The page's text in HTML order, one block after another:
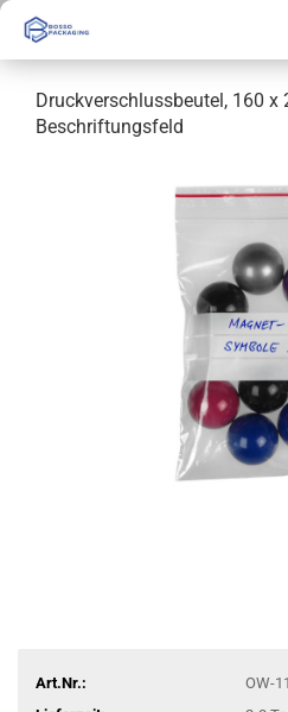
Druckverschlussbeutel, 160 x
Beschriftungsfeld
Art.Nr.:
OW-